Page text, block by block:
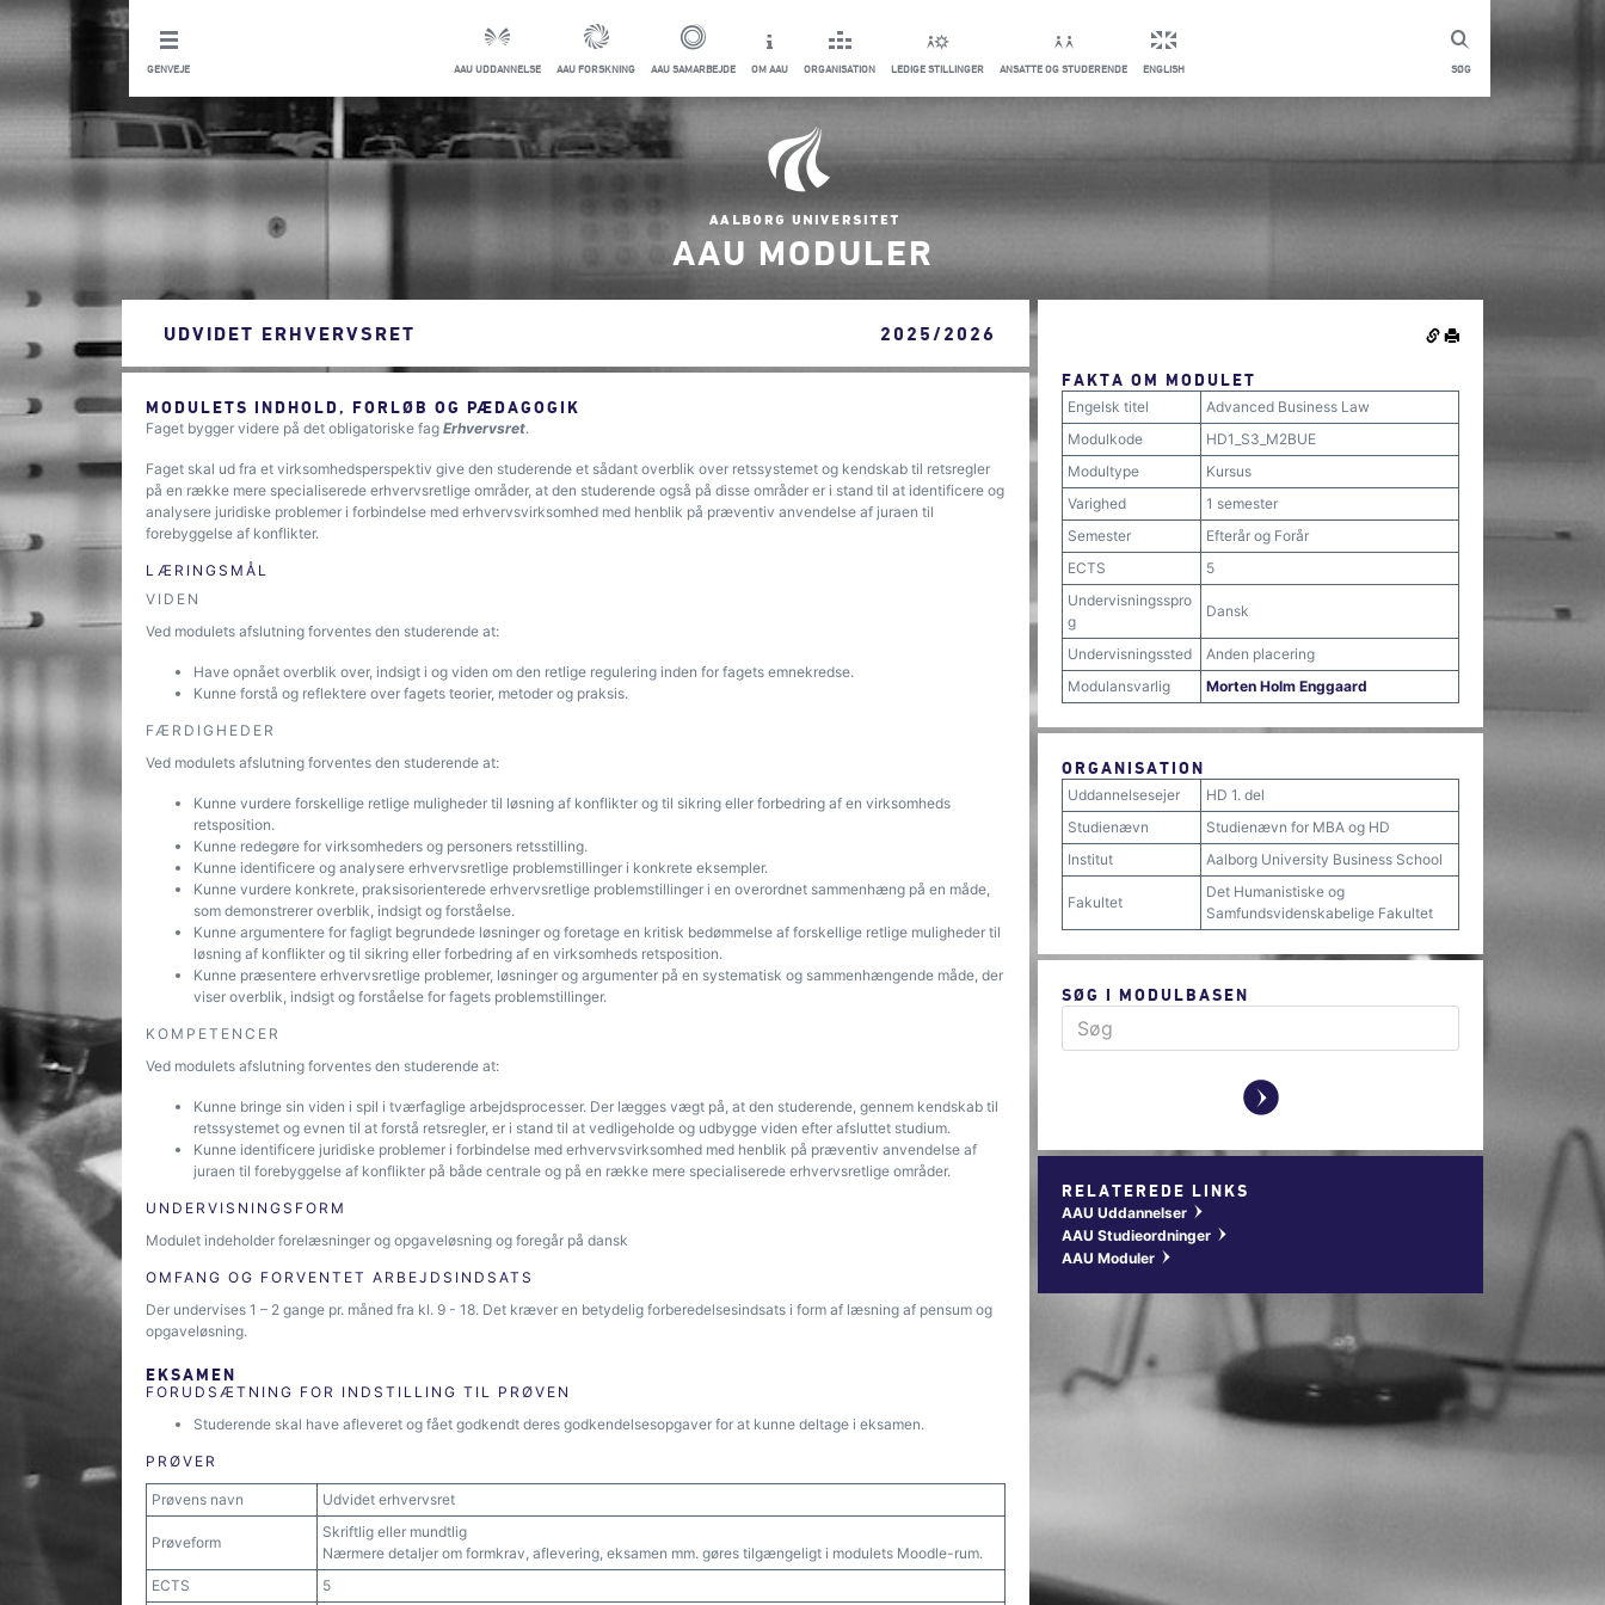
SØG
GENVEJE AAU UDDANNELSE AAU FORSKNING AAU SAMARBEJDE OM AAU ORGANISATION LEDIGE STILLINGER ANSATTE OG STUDERENDE ENGLISH
AAU MODULER
UDVIDET ERHVERVSRET 2025/2026
MODULETS INDHOLD, FORLØB OG PÆDAGOGIK
Faget bygger videre på det obligatoriske fag Erhvervsret.
Faget skal ud fra et virksomhedsperspektiv give den studerende et sådant overblik over retssystemet og kendskab til retsregler
på en række mere specialiserede erhvervsretlige områder, at den studerende også på disse områder er i stand til at identificere og
analysere juridiske problemer i forbindelse med erhvervsvirksomhed med henblik på præventiv anvendelse af juraen til
forebyggelse af konflikter.
LÆRINGSMÅL
VIDEN
Ved modulets afslutning forventes den studerende at:
Have opnået overblik over, indsigt i og viden om den retlige regulering inden for fagets emnekredse.
Kunne forstå og reflektere over fagets teorier, metoder og praksis.
FÆRDIGHEDER
Ved modulets afslutning forventes den studerende at:
Kunne vurdere forskellige retlige muligheder til løsning af konflikter og til sikring eller forbedring af en virksomheds
retsposition.
Kunne redegøre for virksomheders og personers retsstilling.
Kunne identificere og analysere erhvervsretlige problemstillinger i konkrete eksempler.
Kunne vurdere konkrete, praksisorienterede erhvervsretlige problemstillinger i en overordnet sammenhæng på en måde,
som demonstrerer overblik, indsigt og forståelse.
Kunne argumentere for fagligt begrundede løsninger og foretage en kritisk bedømmelse af forskellige retlige muligheder til
løsning af konflikter og til sikring eller forbedring af en virksomheds retsposition.
Kunne præsentere erhvervsretlige problemer, løsninger og argumenter på en systematisk og sammenhængende måde, der
viser overblik, indsigt og forståelse for fagets problemstillinger.
KOMPETENCER
Ved modulets afslutning forventes den studerende at:
Kunne bringe sin viden i spil i tværfaglige arbejdsprocesser. Der lægges vægt på, at den studerende, gennem kendskab til
retssystemet og evnen til at forstå retsregler, er i stand til at vedligeholde og udbygge viden efter afsluttet studium.
Kunne identificere juridiske problemer i forbindelse med erhvervsvirksomhed med henblik på præventiv anvendelse af
juraen til forebyggelse af konflikter på både centrale og på en række mere specialiserede erhvervsretlige områder.
UNDERVISNINGSFORM
Modulet indeholder forelæsninger og opgaveløsning og foregår på dansk
OMFANG OG FORVENTET ARBEJDSINDSATS
Der undervises 1 – 2 gange pr. måned fra kl. 9 - 18. Det kræver en betydelig forberedelsesindsats i form af læsning af pensum og
opgaveløsning.
EKSAMEN
FORUDSÆTNING FOR INDSTILLING TIL PRØVEN
Studerende skal have afleveret og fået godkendt deres godkendelsesopgaver for at kunne deltage i eksamen.
PRØVER
Prøvens navn Udvidet erhvervsret
Prøveform
Skriftlig eller mundtlig
Nærmere detaljer om formkrav, aflevering, eksamen mm. gøres tilgængeligt i modulets Moodle-rum.
ECTS
5
FAKTA OM MODULET
Engelsk titel
Advanced Business Law
Modulkode
HD1_S3_M2BUE
Modultype
Kursus
Varighed
1 semester
Semester
Efterår og Forår
ECTS
5
Undervisningsspro
g
Dansk
Undervisningssted
Anden placering
Modulansvarlig
Morten Holm Enggaard
ORGANISATION
Uddannelsesejer
HD 1. del
Studienævn
Studienævn for MBA og HD
Institut
Aalborg University Business School
Fakultet
Det Humanistiske og
Samfundsvidenskabelige Fakultet
SØG I MODULBASEN
y
RELATEREDE LINKS
AAU Uddannelser w
AAU Studieordninger w
AAU Moduler w